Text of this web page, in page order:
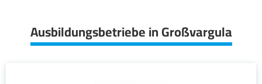
Ausbildungsbetriebe in Großvargula